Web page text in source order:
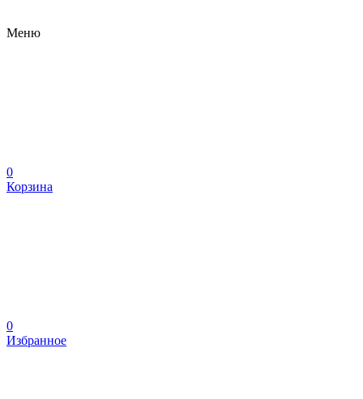
Меню
0
Корзина
0
Избранное